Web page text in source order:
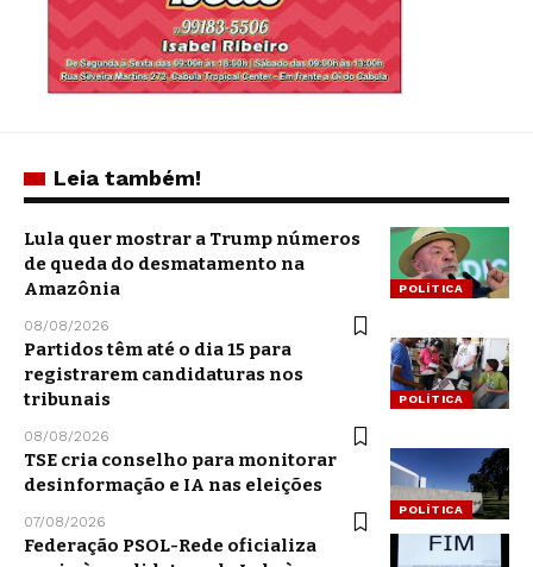
Leia também!
POLÍTICA
Lula quer mostrar a Trump números
de queda do desmatamento na
Amazônia
08/08/2026
POLÍTICA
Partidos têm até o dia 15 para
registrarem candidaturas nos
tribunais
08/08/2026
POLÍTICA
TSE cria conselho para monitorar
desinformação e IA nas eleições
07/08/2026
Federação PSOL-Rede oficializa